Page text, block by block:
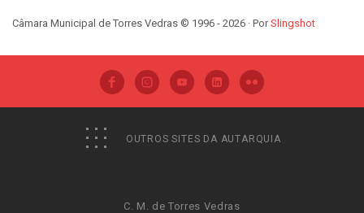
Câmara Municipal de Torres Vedras © 1996 - 2026 · PorSlingshot
OUTROS SITES DA AUTARQUIA
C. M. de Torres Vedras